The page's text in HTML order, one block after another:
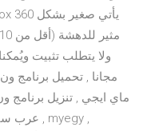
ولا يتطلب تثبيت
مجانا , تحميل برنامج
ماي ايجي , تنزيل برنامج